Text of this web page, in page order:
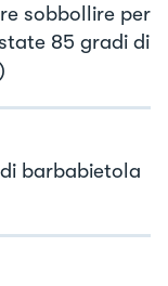
sobbollire per
85 gradi di
barbabietola